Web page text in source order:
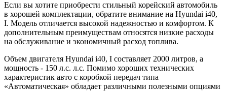
Если вы хотите приобрести стильный корейский автомобиль
в хорошей комплектации, обратите внимание на Hyundai i40,
I. Модель отличается высокой надежностью и комфортом. К
дополнительным преимуществам относятся низкие расходы
на обслуживание и экономичный расход топлива.
Объем двигателя Hyundai i40, I составляет 2000 литров, а
мощность - 150 л.с. л.с. Помимо хороших технических
характеристик авто с коробкой передач типа
«Автоматическая» обладает различными полезными опциями